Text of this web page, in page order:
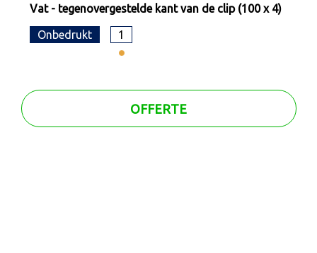
Vat - tegenovergestelde kant van de clip (100 x 4)
Onbedrukt 1
OFFERTE